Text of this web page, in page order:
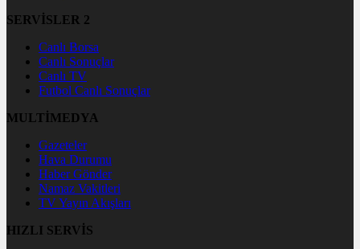
SERVİSLER 2
Canlı Borsa
Canlı Sonuçlar
Canlı TV
Futbol Canlı Sonuçlar
MULTİMEDYA
Gazeteler
Hava Durumu
Haber Gönder
Namaz Vakitleri
TV Yayın Akışları
HIZLI SERVİS